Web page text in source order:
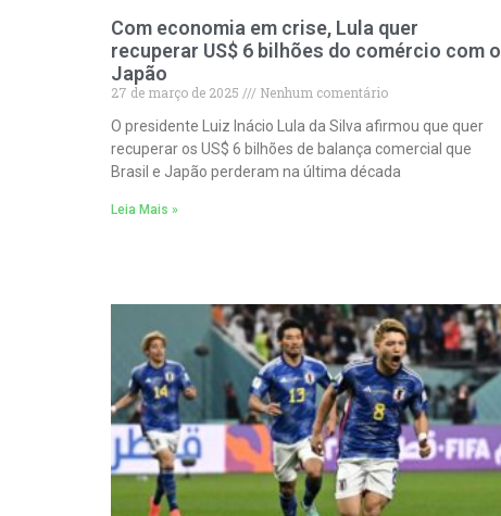
Com economia em crise, Lula quer
recuperar US$ 6 bilhões do comércio com o
Japão
27 de março de 2025
Nenhum comentário
O presidente Luiz Inácio Lula da Silva afirmou que quer
recuperar os US$ 6 bilhões de balança comercial que
Brasil e Japão perderam na última década
Leia Mais »